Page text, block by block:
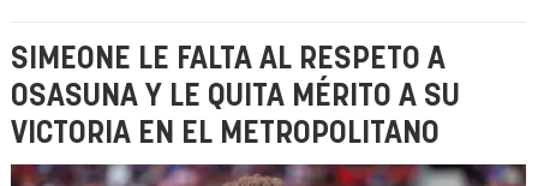
SIMEONE LE FALTA AL RESPETO A
OSASUNA Y LE QUITA MÉRITO A SU
VICTORIA EN EL METROPOLITANO